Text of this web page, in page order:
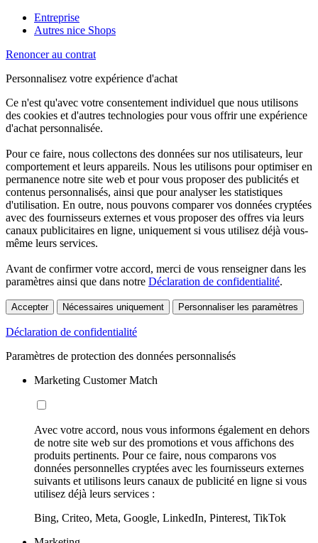
Entreprise
Autres nice Shops
Renoncer au contrat
Personnalisez votre expérience d'achat
Ce n'est qu'avec votre consentement individuel que nous utilisons
des cookies et d'autres technologies pour vous offrir une expérience
d'achat personnalisée.
Pour ce faire, nous collectons des données sur nos utilisateurs, leur
comportement et leurs appareils. Nous les utilisons pour optimiser en
permanence notre site web et pour vous proposer des publicités et
contenus personnalisés, ainsi que pour analyser les statistiques
d'utilisation. En outre, nous pouvons comparer vos données cryptées
avec des fournisseurs externes et vous proposer des offres via leurs
canaux publicitaires en ligne, uniquement si vous utilisez déjà vous-
même leurs services.
Avant de confirmer votre accord, merci de vous renseigner dans les
paramètres ainsi que dans notre Déclaration de confidentialité.
Accepter Nécessaires uniquement Personnaliser les paramètres
Déclaration de confidentialité
Paramètres de protection des données personnalisés
Marketing Customer Match
Avec votre accord, nous vous informons également en dehors
de notre site web sur des promotions et vous affichons des
produits pertinents. Pour ce faire, nous comparons vos
données personnelles cryptées avec les fournisseurs externes
suivants et utilisons leurs canaux de publicité en ligne si vous
utilisez déjà leurs services :
Bing, Criteo, Meta, Google, LinkedIn, Pinterest, TikTok